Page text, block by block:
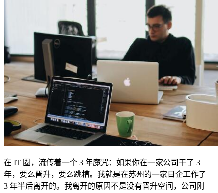
在 IT 圈，流传着一个 3 年魔咒：如果你在一家公司干了 3
年，要么晋升，要么跳槽。我就是在苏州的一家日企工作了
3 年半后离开的。我离开的原因不是没有晋升空间，公司刚